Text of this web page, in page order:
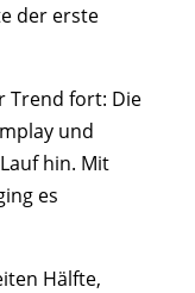
der erste
Trend fort: Die
und
hin. Mit
es
Hälfte,